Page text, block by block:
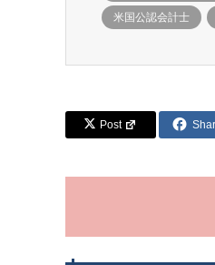
米国公認会計士
Post